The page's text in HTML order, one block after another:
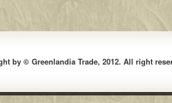
by © Greenlandia Trade, 2012. All right